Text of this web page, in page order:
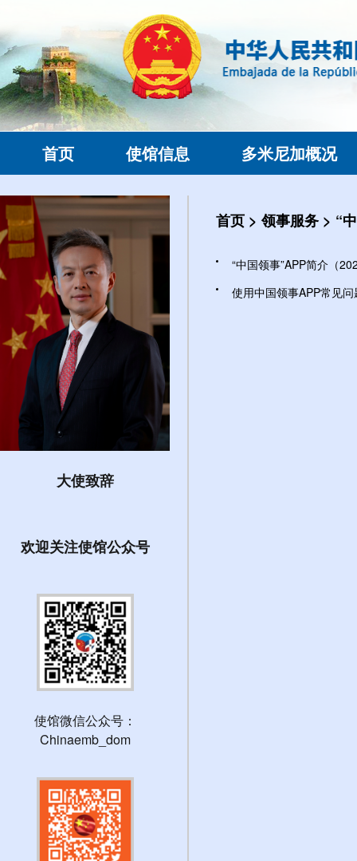
首页 使馆信息 多米尼加概况
大使致辞
欢迎关注使馆公众号
使馆微信公众号：
Chinaemb_dom
首页 >领事服务 > “
“中国领事”APP简介（
使用中国领事APP常见